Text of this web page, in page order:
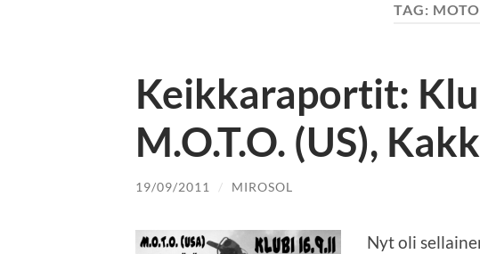
TAG: MOTO
Keikkaraportit:
M.O.T.O. (US),
19/09/2011 / MIROSOL
Nyt oli